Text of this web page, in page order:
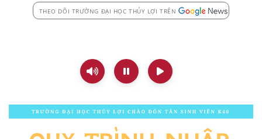
THEO DÕI TRƯỜNG ĐẠI HỌC THỦY LỢI TRÊN